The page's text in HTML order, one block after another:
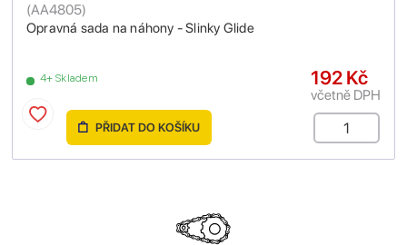
Opravná sada na náhony - Slinky Glide
(AA4805)
4+ Skladem 192 Kč
včetně DPH
PŘIDAT DO KOŠÍKU